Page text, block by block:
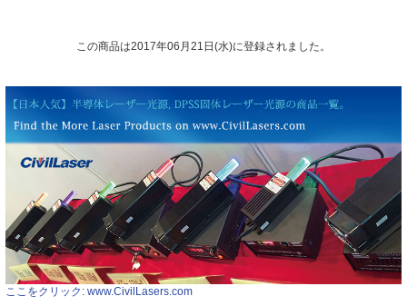
この商品は2017年06月21日(水)に登録されました。
ここをクリック: www.CivilLasers.com